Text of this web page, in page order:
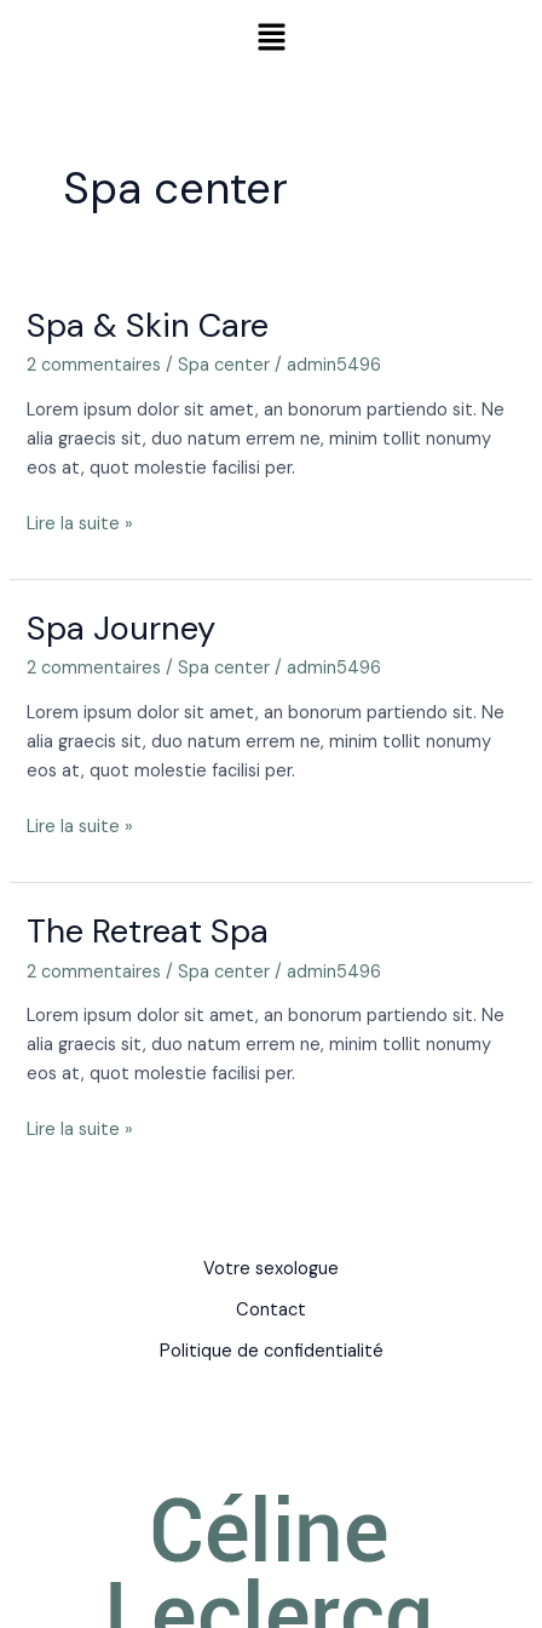
Menu
Spa center
Spa & Skin Care
2 commentaires /Spa center /admin5496
Lorem ipsum dolor sit amet, an bonorum partiendo sit. Ne
alia graecis sit, duo natum errem ne, minim tollit nonumy
eos at, quot molestie facilisi per.
Spa
Skin
Care
Lire la suite »
Spa Journey
2 commentaires /Spa center /admin5496
Lorem ipsum dolor sit amet, an bonorum partiendo sit. Ne
alia graecis sit, duo natum errem ne, minim tollit nonumy
eos at, quot molestie facilisi per.
Spa
Journey
Lire la suite »
The Retreat Spa
2 commentaires /Spa center /admin5496
Lorem ipsum dolor sit amet, an bonorum partiendo sit. Ne
alia graecis sit, duo natum errem ne, minim tollit nonumy
eos at, quot molestie facilisi per.
The
Spa
Lire la suite »
Votre sexologue
Contact
Politique de confidentialité